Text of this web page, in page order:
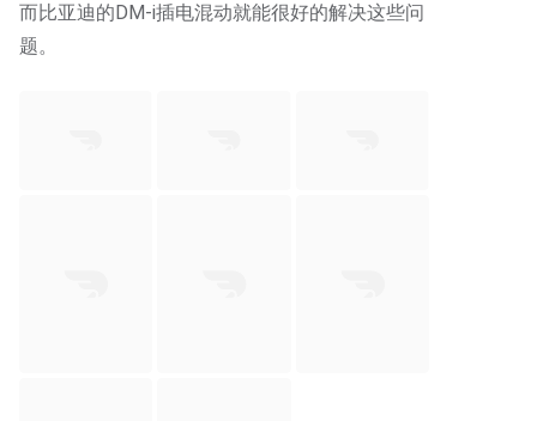
而比亚迪的DM-i插电混动就能很好的解决这些问
题。